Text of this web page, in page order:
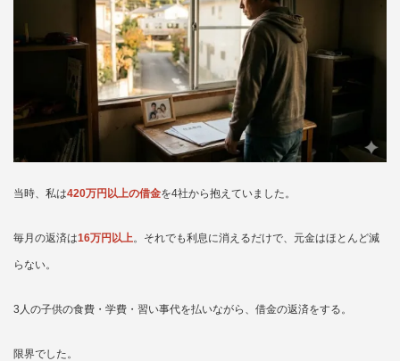
当時、私は420万円以上の借金を4社から抱えていました。
毎月の返済は16万円以上 。それでも利息に消えるだけで、元金はほとんど減
らない。
3人の子供の食費・学費・習い事代を払いながら、借金の返済をする。
限界でした。